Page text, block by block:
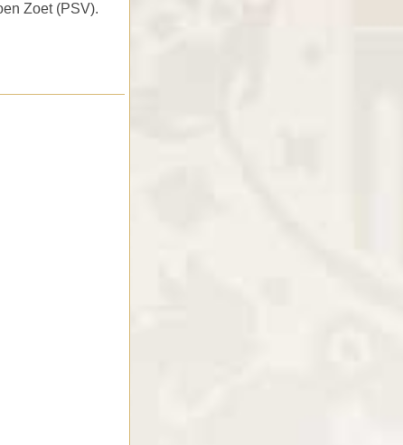
Zoet (PSV).